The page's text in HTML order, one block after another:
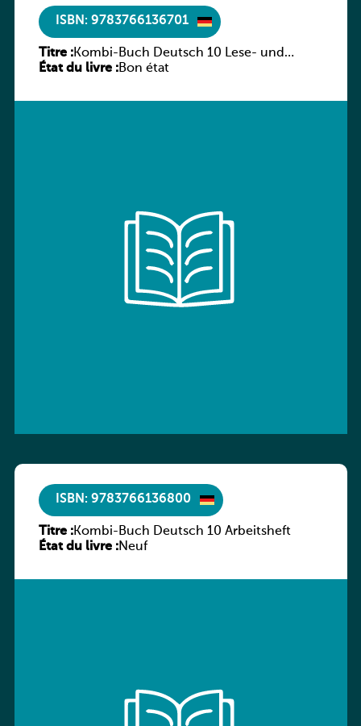
ISBN: 9783766136701
Titre :Kombi-Buch Deutsch 10 Lese- und
Sprachbuch
État du livre :Bon état
ISBN: 9783766136800
Titre :Kombi-Buch Deutsch 10 Arbeitsheft
État du livre :Neuf